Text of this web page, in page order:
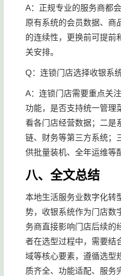
A：正规专业的服务商都
原有系统的会员数据、商
的连续性，更换前可提前
关安排。
Q：连锁门店选择收银系
A：连锁门店需要重点关
功能，是否支持统一管理
看各门店经营数据；二是
链、财务等第三方系统；
供批量装机、全年运维等
八、全文总结
本地生活服务业数字化转
势，收银系统作为门店数
务商直接影响门店后续的
者在选型过程中，需要结
域等核心要素，遵循选型
质齐全、功能适配、服务